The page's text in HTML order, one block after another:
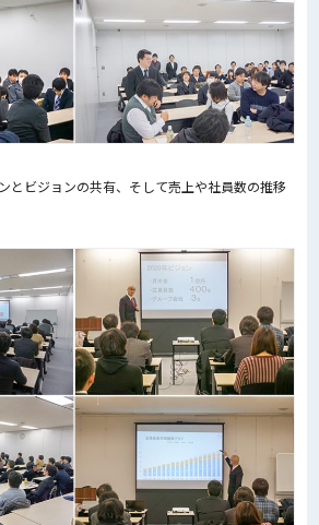
とビジョンの共有、そして売上や社員数の推移